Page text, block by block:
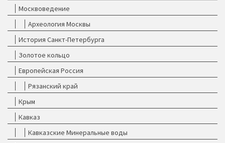
Москвоведение
Археология Москвы
История Санкт-Петербурга
Золотое кольцо
Европейская Россия
Рязанский край
Крым
Кавказ
Кавказские Минеральные воды